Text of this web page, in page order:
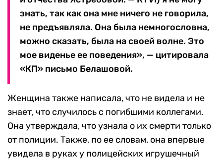
знать, так как она мне ничего не говорила,
не предъявляла. Она была немногословна,
можно сказать, была на своей волне. Это
мое виденье ее поведения», — цитировала
«КП» письмо Белашовой.
Женщина также написала, что не видела и не
знает, что случилось с погибшими коллегами.
Она утверждала, что узнала о их смерти только
от полиции. Также, по ее словам, она впервые
увидела в руках у полицейских игрушечный